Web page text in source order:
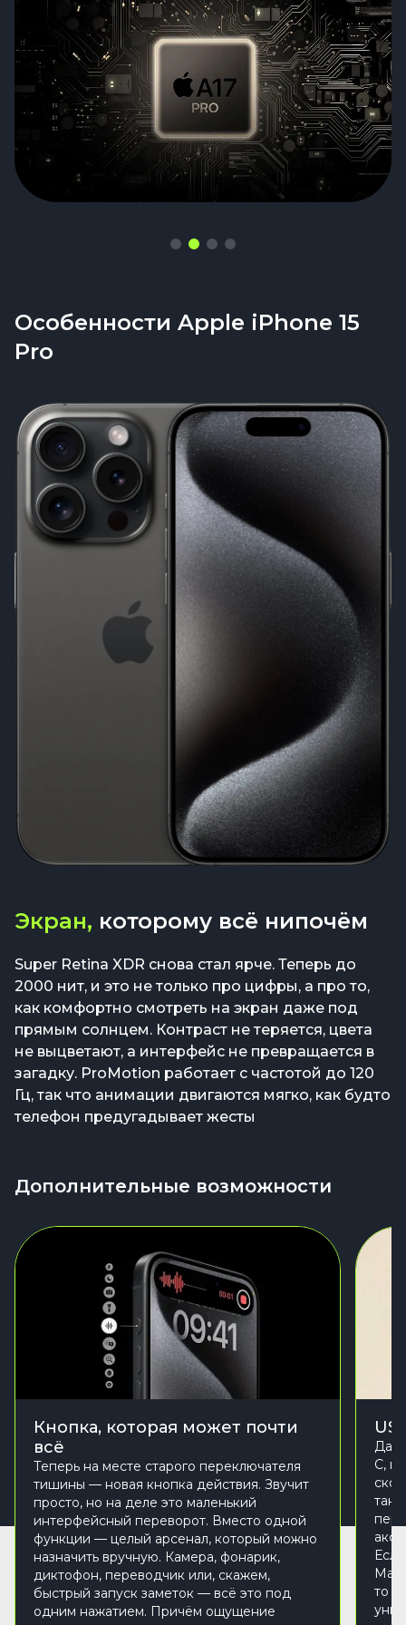
лежит в кармане джинсов
шаг туда, где интерфейс становится
напарником, а не просто набором иконок
на экране
Особенности Apple iPhone 15
Pro
Экран, которому всё нипочём
Super Retina XDR снова стал ярче. Теперь до
2000 нит, и это не только про цифры, а про то,
как комфортно смотреть на экран даже под
прямым солнцем. Контраст не теряется, цвета
не выцветают, а интерфейс не превращается в
загадку. ProMotion работает с частотой до 120
Гц, так что анимации двигаются мягко, как будто
телефон предугадывает жесты
Дополнительные возможности
Кнопка, которая может почти
всё
Теперь на месте старого переключателя
тишины — новая кнопка действия. Звучит
просто, но на деле это маленький
интерфейсный переворот. Вместо одной
функции — целый арсенал, который можно
назначить вручную. Камера, фонарик,
диктофон, переводчик или, скажем,
быстрый запуск заметок — всё это под
одним нажатием. Причём ощущение
Да,
C, и
то